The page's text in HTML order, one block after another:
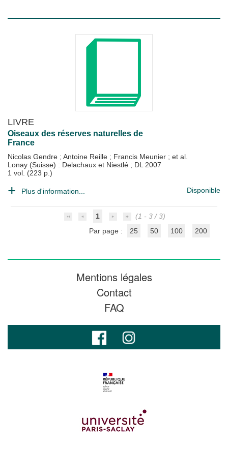
LIVRE
Oiseaux des réserves naturelles de
France
Nicolas Gendre ; Antoine Reille ; Francis Meunier ; et al.
Lonay (Suisse) : Delachaux et Niestlé ; DL 2007
1 vol. (223 p.)
Plus d'information... Disponible
1
(1 - 3 / 3)
Par page :
25 50 100 200
Mentions légales
Contact
FAQ